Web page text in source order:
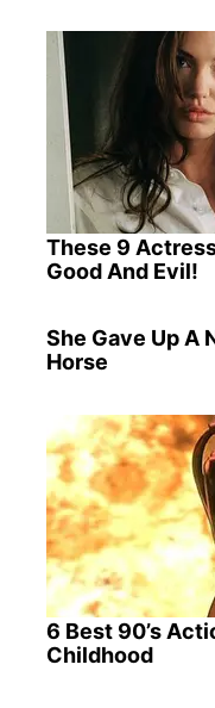
These 9
Good And Evil!
She Gave Up A
Horse
6 Best 90’s
Childhood